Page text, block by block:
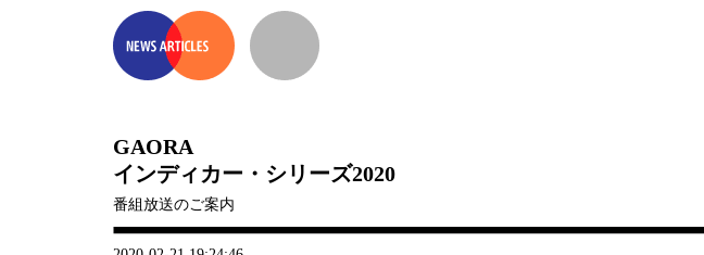
GAORA
インディカー・シリーズ2020
番組放送のご案内